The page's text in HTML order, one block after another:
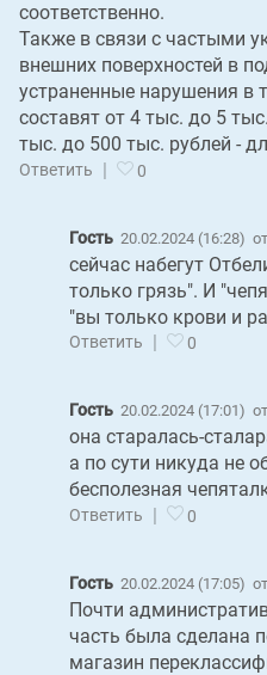
соответственно.
Также в связи с частыми
внешних поверхностей в
устраненные нарушения в
составят от 4 тыс. до 5
тыс. до 500 тыс. рублей -
Ответить | 0
Гость 20.02.2024 (16:28)
сейчас набегут
только грязь". И
"вы только крови и
Ответить 0
Гость 20.02.2024 (17:01)
она старалась-
а по сути никуда не
бесполезная
Ответить | 0
Гость 20.02.2024 (17:05)
Почти
часть была сделана
магазин